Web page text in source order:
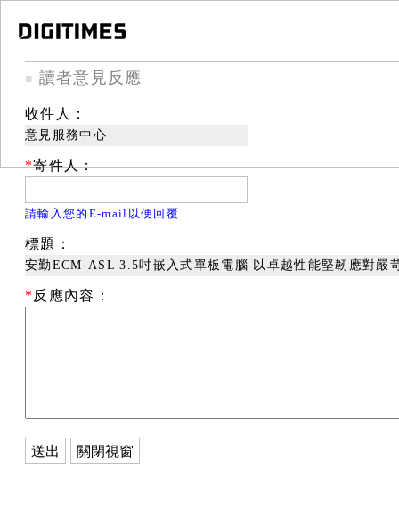
■ 讀者意見反應
收件人：
意見服務中心
*寄件人：
請輸入您的E-mail以便回覆
標題：
安勤ECM-ASL 3.5吋嵌入式單板電腦 以卓越性能堅韌應對嚴
* 反應內容：